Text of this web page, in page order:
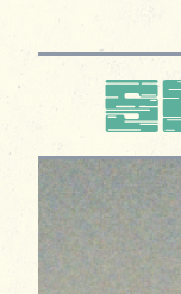
Logo SIV